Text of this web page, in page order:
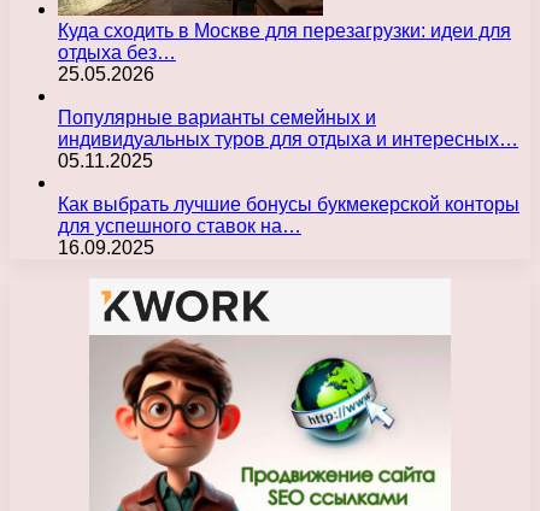
Куда сходить в Москве для перезагрузки: идеи для
отдыха без…
25.05.2026
Популярные варианты семейных и
индивидуальных туров для отдыха и интересных…
05.11.2025
Как выбрать лучшие бонусы букмекерской конторы
для успешного ставок на…
16.09.2025